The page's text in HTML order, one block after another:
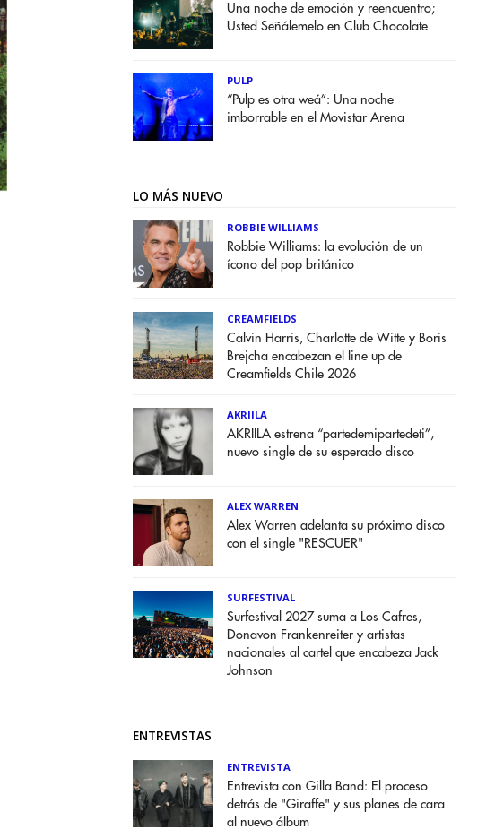
Una noche de emoción y reencuentro;
Usted Señálemelo en Club Chocolate
PULP
“Pulp es otra weá”: Una noche
imborrable en el Movistar Arena
LO MÁS NUEVO
ROBBIE WILLIAMS
Robbie Williams: la evolución de un
ícono del pop británico
CREAMFIELDS
Calvin Harris, Charlotte de Witte y Boris
Brejcha encabezan el line up de
Creamfields Chile 2026
AKRIILA
AKRIILA estrena “partedemipartedeti”,
nuevo single de su esperado disco
ALEX WARREN
Alex Warren adelanta su próximo disco
con el single "RESCUER"
SURFESTIVAL
Surfestival 2027 suma a Los Cafres,
Donavon Frankenreiter y artistas
nacionales al cartel que encabeza Jack
Johnson
ENTREVISTAS
ENTREVISTA
Entrevista con Gilla Band: El proceso
detrás de "Giraffe" y sus planes de cara
al nuevo álbum